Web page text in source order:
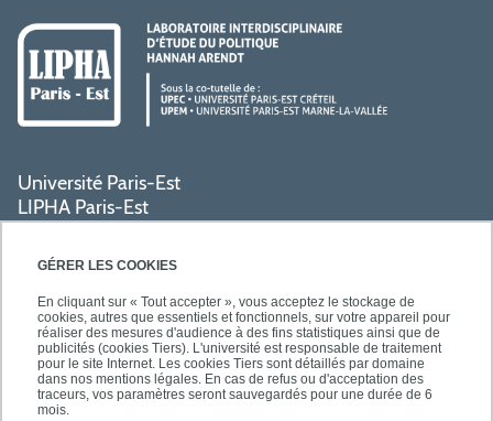
GÉRER LES COOKIES
En cliquant sur « Tout accepter », vous acceptez le stockage de
cookies, autres que essentiels et fonctionnels, sur votre appareil pour
réaliser des mesures d'audience à des fins statistiques ainsi que de
publicités (cookies Tiers). L'université est responsable de traitement
pour le site Internet. Les cookies Tiers sont détaillés par domaine
dans nos mentions légales. En cas de refus ou d'acceptation des
traceurs, vos paramètres seront sauvegardés pour une durée de 6
mois.
Université Paris-Est
LIPHA Paris-Est
Campus Centre de Créteil
61, avenue du Général de Gaulle
PRATIQUE
ACCÈS RAPIDES